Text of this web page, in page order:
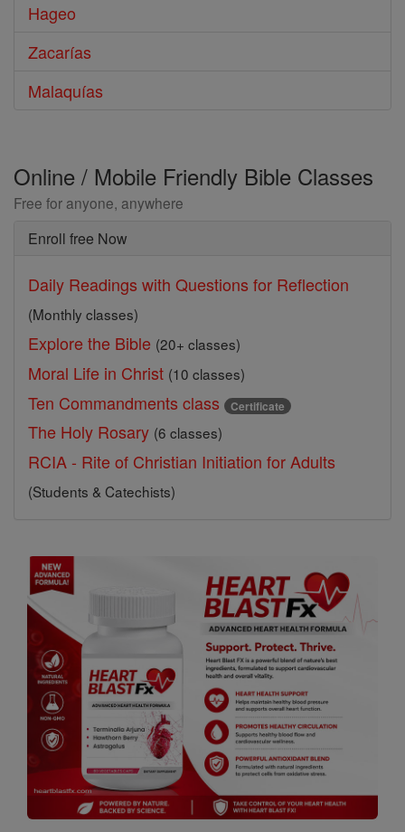
Hageo
Zacarías
Malaquías
Online / Mobile Friendly Bible Classes
Free for anyone, anywhere
Enroll free Now
Daily Readings with Questions for Reflection
(Monthly classes)
Explore the Bible (20+ classes)
Moral Life in Christ (10 classes)
Ten Commandments class Certificate
The Holy Rosary (6 classes)
RCIA - Rite of Christian Initiation for Adults
(Students & Catechists)